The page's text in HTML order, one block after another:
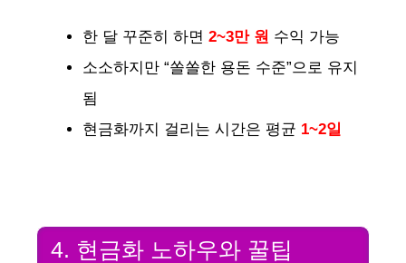
한 달 꾸준히 하면 2~3만 원 수익 가능
소소하지만 “쏠쏠한 용돈 수준”으로 유지
됨
현금화까지 걸리는 시간은 평균 1~2일
4. 현금화 노하우와 꿀팁